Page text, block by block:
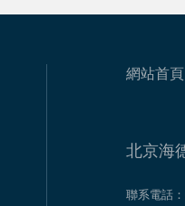
網站首頁
北京海
聯系電話